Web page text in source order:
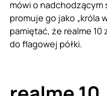
mówi o nadchodzącym
promuje go jako „króla
pamiętać, że realme
do flagowej półki.